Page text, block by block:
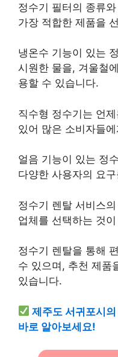
정수기 필터의 종류
가장 적합한 제품을
냉온수 기능이 있는
시원한 물을, 겨울철
용할 수 있습니다.
직수형 정수기는 언
있어 많은 소비자들
얼음 기능이 있는 정
다양한 사용자의 요
정수기 렌탈 서비스
업체를 선택하는 것
정수기 렌탈을 통해
수 있으며, 추천 제품
있습니다.
제주도 서귀포시
바로 알아보세요!